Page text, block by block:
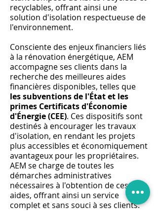
recyclables, offrant ainsi une
solution d'isolation respectueuse de
l'environnement.
Consciente des enjeux financiers liés
à la rénovation énergétique, AEM
accompagne ses clients dans la
recherche des meilleures aides
financières disponibles, telles que
les subventions de l'État et les
primes Certificats d'Économie
d'Énergie (CEE). Ces dispositifs sont
destinés à encourager les travaux
d'isolation, en rendant les projets
plus accessibles et économiquement
avantageux pour les propriétaires.
AEM se charge de toutes les
démarches administratives
nécessaires à l'obtention de ces
aides, offrant ainsi un service
complet et sans souci à ses clients.